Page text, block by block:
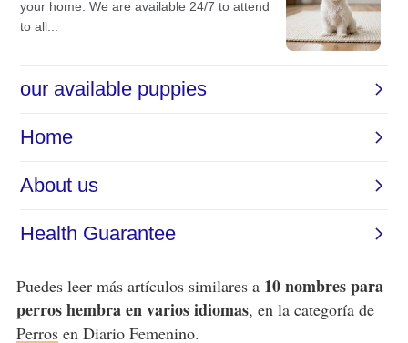
Puedes leer más artículos similares a 10 nombres para
perros hembra en varios idiomas, en la categoría de
Perrosen Diario Femenino.